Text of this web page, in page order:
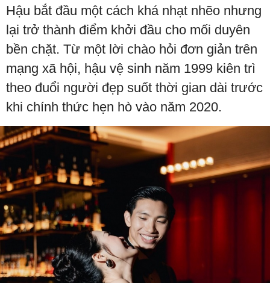
Hậu bắt đầu một cách khá nhạt nhẽo nhưng
lại trở thành điểm khởi đầu cho mối duyên
bền chặt. Từ một lời chào hỏi đơn giản trên
mạng xã hội, hậu vệ sinh năm 1999 kiên trì
theo đuổi người đẹp suốt thời gian dài trước
khi chính thức hẹn hò vào năm 2020.